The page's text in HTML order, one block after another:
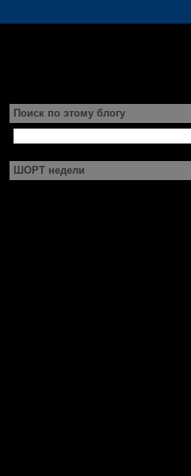
Поиск по этому блогу
ШОРТ недели